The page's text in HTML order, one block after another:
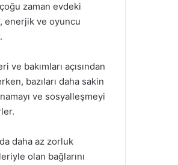
zaman evdeki
enerjik ve oyuncu
bakımları açısından
bazıları daha sakin
ve sosyalleşmeyi
daha az zorluk
olan bağlarını